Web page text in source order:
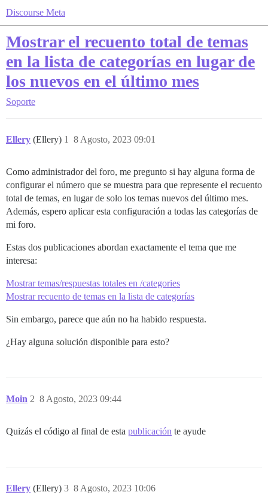
Discourse Meta
Mostrar el recuento total de temas
en la lista de categorías en lugar de
los nuevos en el último mes
Soporte
Ellery (Ellery) 8 Agosto, 2023 09:01
1
Como administrador del foro, me pregunto si hay alguna forma de
configurar el número que se muestra para que represente el recuento
total de temas, en lugar de solo los temas nuevos del último mes.
Además, espero aplicar esta configuración a todas las categorías de
mi foro.
Estas dos publicaciones abordan exactamente el tema que me
interesa:
Mostrar temas/respuestas totales en /categories
Mostrar recuento de temas en la lista de categorías
Sin embargo, parece que aún no ha habido respuesta.
¿Hay alguna solución disponible para esto?
Moin 8 Agosto, 2023 09:44
2
Quizás el código al final de esta publicación te ayude
Ellery (Ellery) 8 Agosto, 2023 10:06
3